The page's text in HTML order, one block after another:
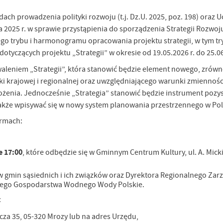
prowadzenia polityki rozwoju (t.j. Dz.U. 2025, poz. 198) oraz
r. w sprawie przystąpienia do sporządzenia Strategii
trybu i harmonogramu opracowania projektu strategii, w tym
projektu „Strategii” w okresie od 19.05.2026 r. do
„Strategii”, która stanowić będzie element nowego,
krajowej i regionalnej oraz uwzględniającego warunki
Jednocześnie „Strategia” stanowić będzie instrument
wpisywać się w nowy system planowania przestrzennego w
17:00, które odbędzie się w Gminnym Centrum Kultury, ul. A.
sąsiednich i ich związków oraz Dyrektora Regionalnego
Gospodarstwa Wodnego Wody Polskie.
35, 05-320 Mrozy lub na adres Urzędu,